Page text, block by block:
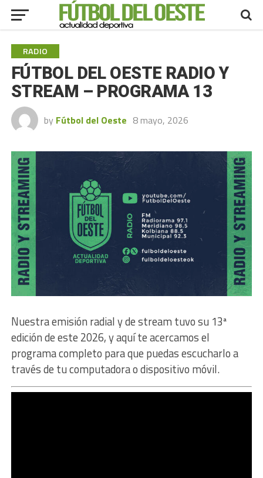
RADIO
FÚTBOL DEL OESTE RADIO Y
STREAM – PROGRAMA 13
by Fútbol del Oeste 8 mayo, 2026
Nuestra emisión radial y de stream tuvo su 13ª
edición de este 2026, y aquí te acercamos el
programa completo para que puedas escucharlo a
través de tu computadora o dispositivo móvil.